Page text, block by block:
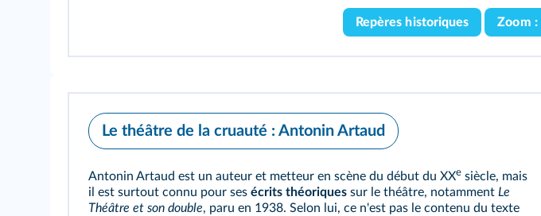
Repères historiques Zoom :
Le théâtre de la cruauté : Antonin Artaud
Antonin Artaud est un auteur et metteur en scène du début du XXe siècle, mais
il est surtout connu pour ses écrits théoriques sur le théâtre, notamment Le
Théâtre et son double, paru en 1938. Selon lui, ce n'est pas le contenu du texte